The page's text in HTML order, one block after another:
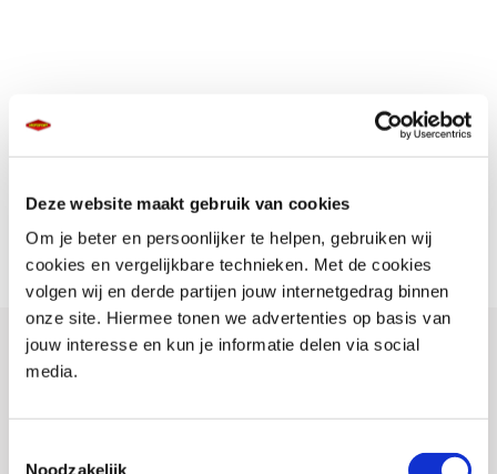
Deze website maakt gebruik van cookies
Om je beter en persoonlijker te helpen, gebruiken wij
cookies en vergelijkbare technieken. Met de cookies
volgen wij en derde partijen jouw internetgedrag binnen
onze site. Hiermee tonen we advertenties op basis van
jouw interesse en kun je informatie delen via social
media.
Noodzakelijk
laten, ideaal voor veeleisende rijomstandigheden zoals op het circuit.
Deze verbetering minimaliseert ook het beslaan van het vizier,
waardoor je altijd een helder zicht behoudt.